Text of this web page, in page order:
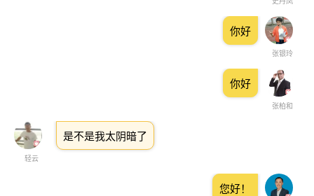
张银玲
你好
张柏和
你好
轻云
是不是我太阴暗了
您好！